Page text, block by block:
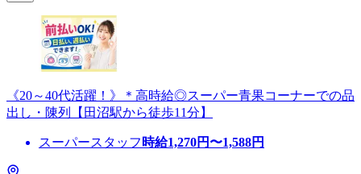
《20～40代活躍！》＊高時給◎スーパー青果コーナーでの品
出し・陳列【田沼駅から徒歩11分】
スーパースタッフ 時給1,270円〜1,588円